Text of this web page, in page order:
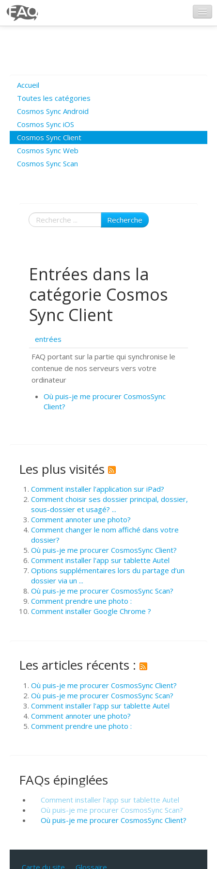
Poser une question
Questions ouvertes
Connexion
Accueil
Toutes les catégories
Cosmos Sync Android
Cosmos Sync iOS
Cosmos Sync Client
Cosmos Sync Web
Cosmos Sync Scan
Recherche
Entrées dans la
catégorie Cosmos
Sync Client
entrées
FAQ portant sur la partie qui synchronise le
contenue de nos serveurs vers votre
ordinateur
Où puis-je me procurer CosmosSync
Client?
Les plus visités
Comment installer l'application sur iPad?
Comment choisir ses dossier principal, dossier,
sous-dossier et usagé? ...
Comment annoter une photo?
Comment changer le nom affiché dans votre
dossier?
Où puis-je me procurer CosmosSync Client?
Comment installer l'app sur tablette Autel
Options supplémentaires lors du partage d’un
dossier via un ...
Où puis-je me procurer CosmosSync Scan?
Comment prendre une photo :
Comment installer Google Chrome ?
Les articles récents :
Où puis-je me procurer CosmosSync Client?
Où puis-je me procurer CosmosSync Scan?
Comment installer l'app sur tablette Autel
Comment annoter une photo?
Comment prendre une photo :
FAQs épinglées
Comment installer l'app sur tablette Autel
Où puis-je me procurer CosmosSync Scan?
Où puis-je me procurer CosmosSync Client?
Carte du site Glossaire